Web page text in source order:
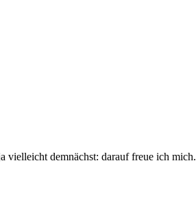
vielleicht demnächst: darauf freue ich mich.